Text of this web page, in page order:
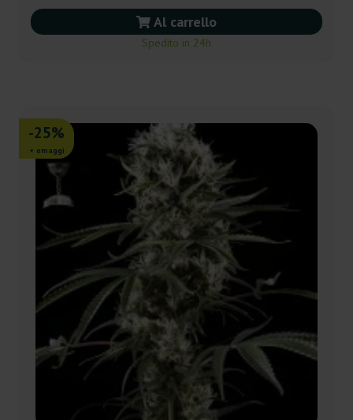
Al carrello
Spedito in 24h
-25%
+ omaggi